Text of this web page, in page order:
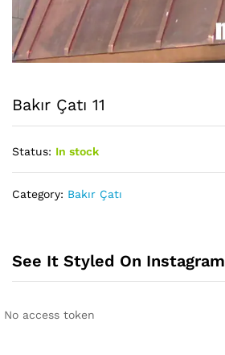
Bakır Çatı 11
Status: In stock
Category: Bakır Çatı
See It Styled On Instagram
No access token